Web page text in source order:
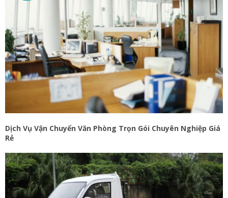
Dịch Vụ Vận Chuyển Văn Phòng Trọn Gói Chuyên Nghiệp Giá
Rẻ